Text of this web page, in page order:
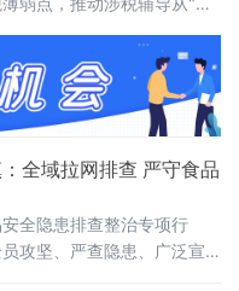
税收合规辅导多采取普发提
针对性和精准度有限。为
板，渌口区税
全域拉网排查 严守食品
全隐患排查整治专项行
攻坚、严查隐患、广泛宣